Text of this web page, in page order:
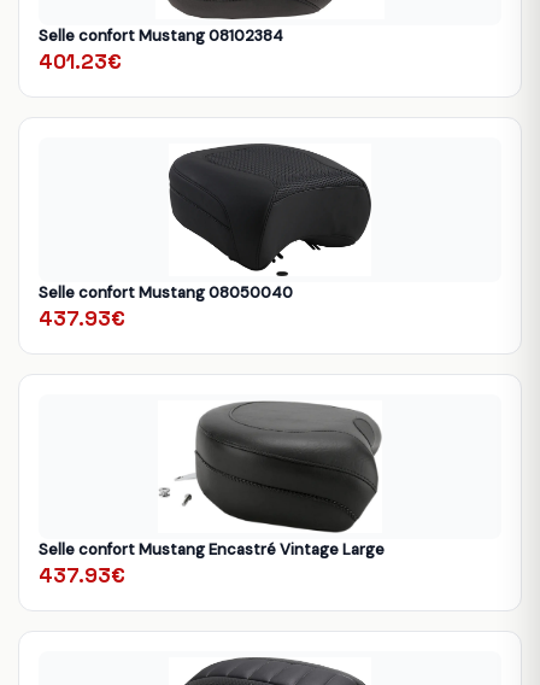
Selle confort Mustang 08102384
401.23€
Selle confort Mustang 08050040
437.93€
Selle confort Mustang Encastré Vintage Large
437.93€